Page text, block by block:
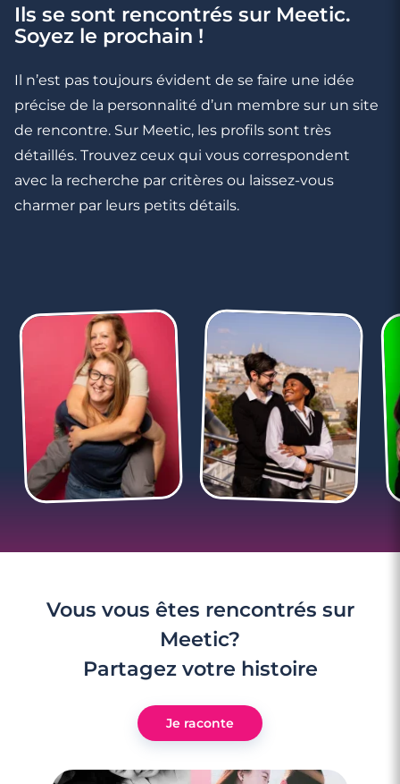
3 minutes
couple
3 minutes
À partir de quand puis-je l’inviter chez moi
?
Ils se sont rencontrés sur Meetic.
Soyez le prochain !
Il n’est pas toujours évident de se faire une idée
précise de la personnalité d’un membre sur un site
de rencontre. Sur Meetic, les profils sont très
détaillés. Trouvez ceux qui vous correspondent
avec la recherche par critères ou laissez-vous
charmer par leurs petits détails.
Vous vous êtes rencontrés sur
Meetic?
Partagez votre histoire
Je raconte